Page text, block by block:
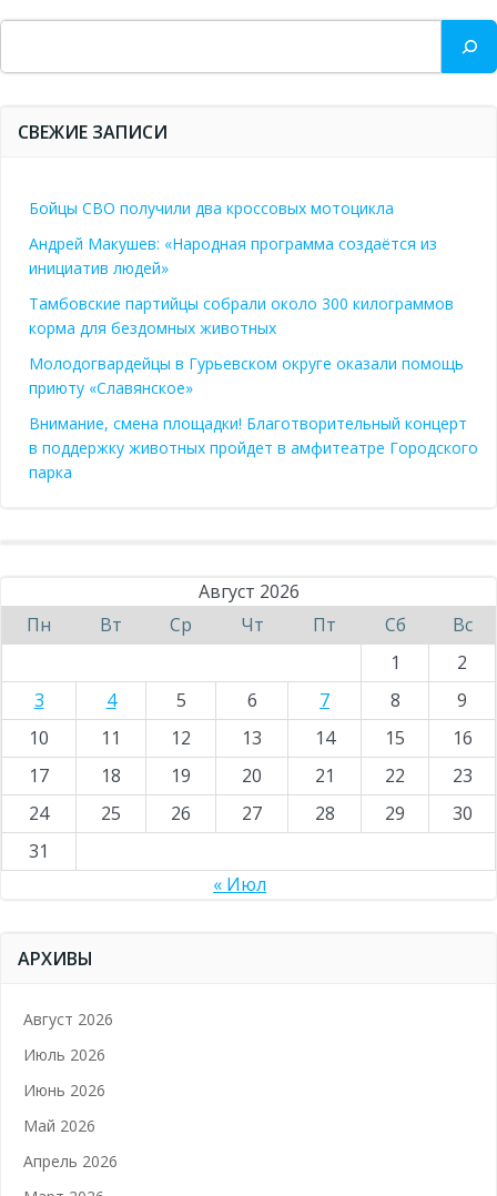
Поиск
СВЕЖИЕ ЗАПИСИ
Бойцы СВО получили два кроссовых мотоцикла
Андрей Макушев: «Народная программа создаётся из
инициатив людей»
Тамбовские партийцы собрали около 300 килограммов
корма для бездомных животных
Молодогвардейцы в Гурьевском округе оказали помощь
приюту «Славянское»
Внимание, смена площадки! Благотворительный концерт
в поддержку животных пройдет в амфитеатре Городского
парка
Август 2026
Пн
Вт Ср Чт Пт Сб
Вс
1
2
3
4 5 6 7 8
9
10
11 12 13 14 15
16
17
18 19 20 21 22
23
24
25 26 27 28 29
30
31
« Июл
АРХИВЫ
Август 2026
Июль 2026
Июнь 2026
Май 2026
Апрель 2026